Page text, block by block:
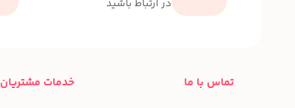
در ارتباط باشید
تماس با ما خدمات مشتریان